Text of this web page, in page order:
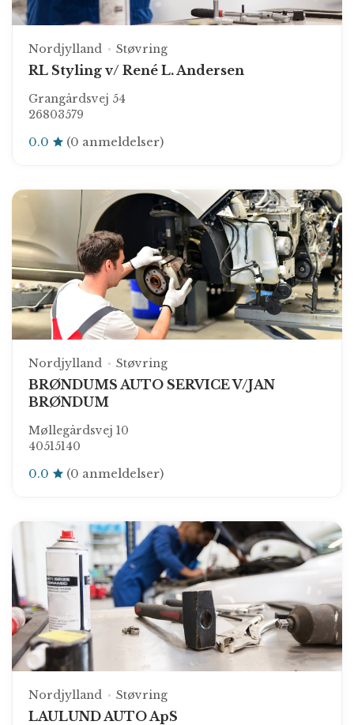
Nordjylland Støvring
RL Styling v/ René L. Andersen
Grangårdsvej 54
26803579
0.0 (0 anmeldelser)
Nordjylland Støvring
BRØNDUMS AUTO SERVICE V/JAN
BRØNDUM
Møllegårdsvej 10
40515140
0.0 (0 anmeldelser)
Nordjylland Støvring
LAULUND AUTO ApS